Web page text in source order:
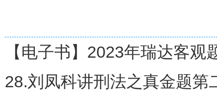
【电子书】2023年瑞达客
28.刘凤科讲刑法之真金题第